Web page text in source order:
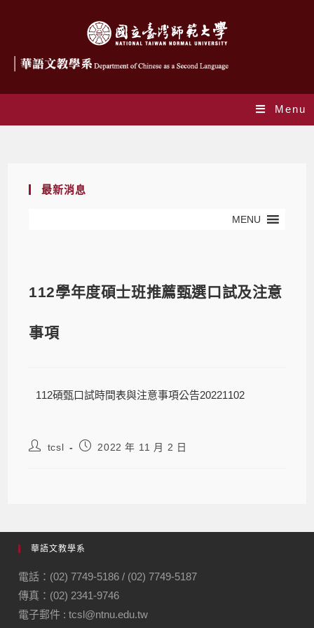
Menu
最新消息
MENU
112學年度碩士班推薦甄選口試及注意
事項
112碩甄口試時間表與注意事項公告20221102
tcsl 2022 年 11 月 2 日
華語文教學系
電話：(02) 7749-5186 / (02) 7749-5187
傳真：(02) 2341-9746
電子郵件 : tcsl@ntnu.edu.tw